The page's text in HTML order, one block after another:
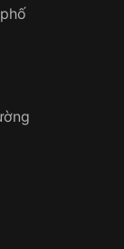
trực tiếp
suốt quá